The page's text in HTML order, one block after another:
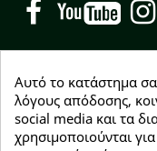
Facebook
NEWSLETTER
Εγγραφείτε δωρεάν
Αυτό το κατάστημα
λόγους απόδοσης,
social media και τα
χρησιμοποιούνται